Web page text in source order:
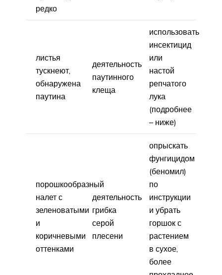
редко
листья
тускнеют,
обнаружена
паутина
деятельность
паутинного
клеща
использовать
инсектицид
или
настой
репчатого
лука
(подробнее
– ниже)
порошкообразный
налет с
зеленоватыми
и
коричневыми
оттенками
деятельность
грибка
серой
плесени
опрыскать
фунгицидом
(беномил)
по
инструкции
и убрать
горшок с
растением
в сухое,
более